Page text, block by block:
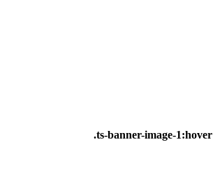
.ts-banner-image-